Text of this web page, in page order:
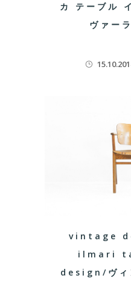
カ テーブル
ヴァー
vintage
ilmari
design/ヴィ